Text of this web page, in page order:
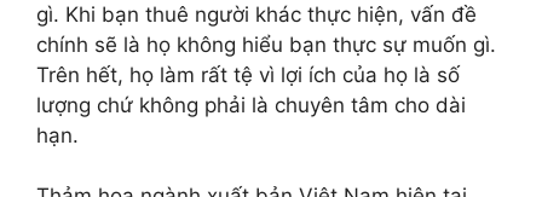
gì. Khi bạn thuê người khác thực hiện, vấn đề
chính sẽ là họ không hiểu bạn thực sự muốn gì.
Trên hết, họ làm rất tệ vì lợi ích của họ là số
lượng chứ không phải là chuyên tâm cho dài
hạn.